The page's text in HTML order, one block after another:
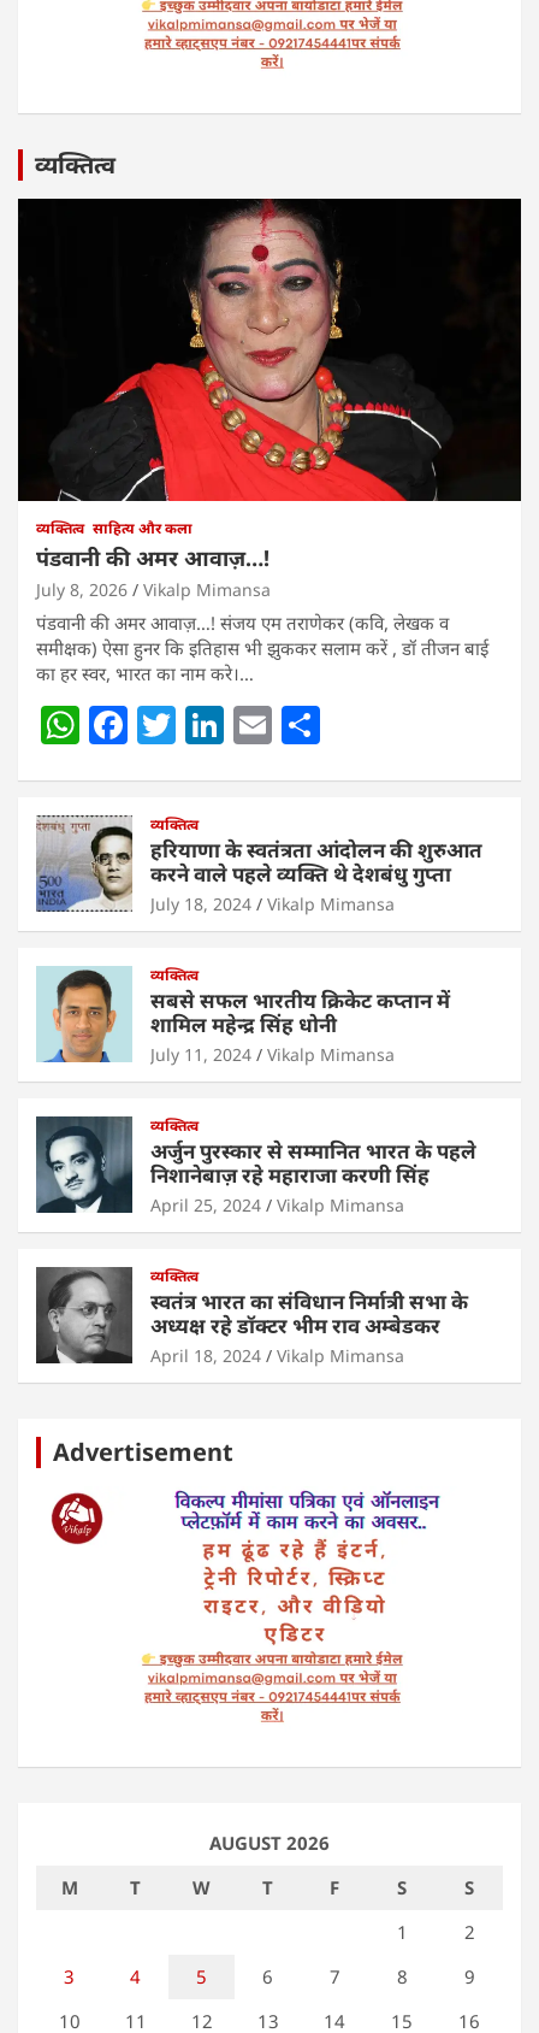
व्यक्तित्व
व्यक्तित्व साहित्य और कला
पंडवानी की अमर आवाज़…!
July 8, 2026 Vikalp Mimansa
पंडवानी की अमर आवाज़…! संजय एम तराणेकर (कवि, लेखक व
समीक्षक) ऐसा हुनर कि इतिहास भी झुककर सलाम करें , डॉ तीजन बाई
का हर स्वर, भारत का नाम करे।…
W
at
s
A
p
p
F
c
e
b
o
o
T
er
Li
e
dI
n
E
l e
व्यक्तित्व
हरियाणा के स्वतंत्रता आंदोलन की शुरुआत
करने वाले पहले व्यक्ति थे देशबंधु गुप्ता
July 18, 2024 Vikalp Mimansa
व्यक्तित्व
सबसे सफल भारतीय क्रिकेट कप्तान में
शामिल महेन्द्र सिंह धोनी
July 11, 2024 Vikalp Mimansa
व्यक्तित्व
अर्जुन पुरस्कार से सम्मानित भारत के पहले
निशानेबाज़ रहे महाराजा करणी सिंह
April 25, 2024 Vikalp Mimansa
व्यक्तित्व
स्वतंत्र भारत का संविधान निर्मात्री सभा के
अध्यक्ष रहे डॉक्टर भीम राव अम्बेडकर
April 18, 2024 Vikalp Mimansa
Advertisement
AUGUST 2026
M
T W T F S
S
1
2
3
4 5 6 7 8
9
10
11 12 13 14 15 16